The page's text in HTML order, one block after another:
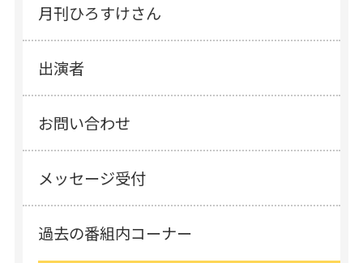
月刊ひろすけさん
出演者
お問い合わせ
メッセージ受付
過去の番組内コーナー